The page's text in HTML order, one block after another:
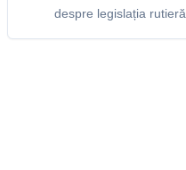
despre legislația rutieră.